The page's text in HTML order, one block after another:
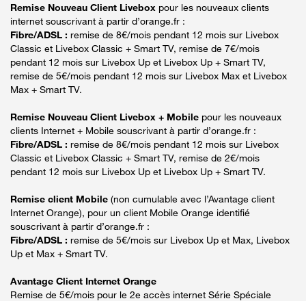
Remise Nouveau Client Livebox pour les nouveaux clients
internet souscrivant à partir d’orange.fr :
Fibre/ADSL : remise de 8€/mois pendant 12 mois sur Livebox
Classic et Livebox Classic + Smart TV, remise de 7€/mois
pendant 12 mois sur Livebox Up et Livebox Up + Smart TV,
remise de 5€/mois pendant 12 mois sur Livebox Max et Livebox
Max + Smart TV.
Remise Nouveau Client Livebox + Mobile pour les nouveaux
clients Internet + Mobile souscrivant à partir d’orange.fr :
Fibre/ADSL : remise de 8€/mois pendant 12 mois sur Livebox
Classic et Livebox Classic + Smart TV, remise de 2€/mois
pendant 12 mois sur Livebox Up et Livebox Up + Smart TV.
Remise client Mobile (non cumulable avec l’Avantage client
Internet Orange), pour un client Mobile Orange identifié
souscrivant à partir d’orange.fr :
Fibre/ADSL : remise de 5€/mois sur Livebox Up et Max, Livebox
Up et Max + Smart TV.
Avantage Client Internet Orange
Remise de 5€/mois pour le 2e accès internet Série Spéciale